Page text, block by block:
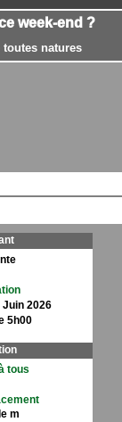
week-end ?
toutes natures
Juin 2026
5h00
tous
m